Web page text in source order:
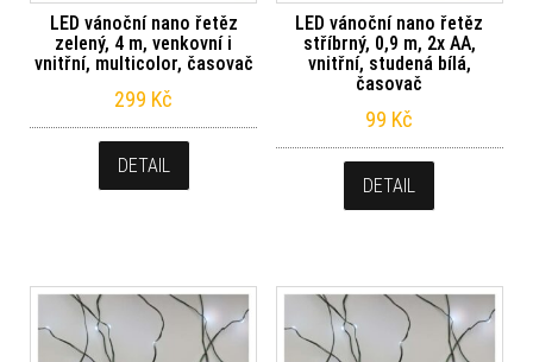
LED vánoční nano řetěz
zelený, 4 m, venkovní i
vnitřní, multicolor, časovač
299 Kč
DETAIL
LED vánoční nano řetěz
stříbrný, 0,9 m, 2x AA,
vnitřní, studená bílá,
časovač
99 Kč
DETAIL